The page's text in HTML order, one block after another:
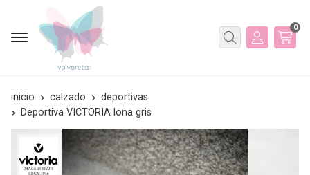
Buscar
0
inicio calzado
deportivas
Deportiva VICTORIA lona gris